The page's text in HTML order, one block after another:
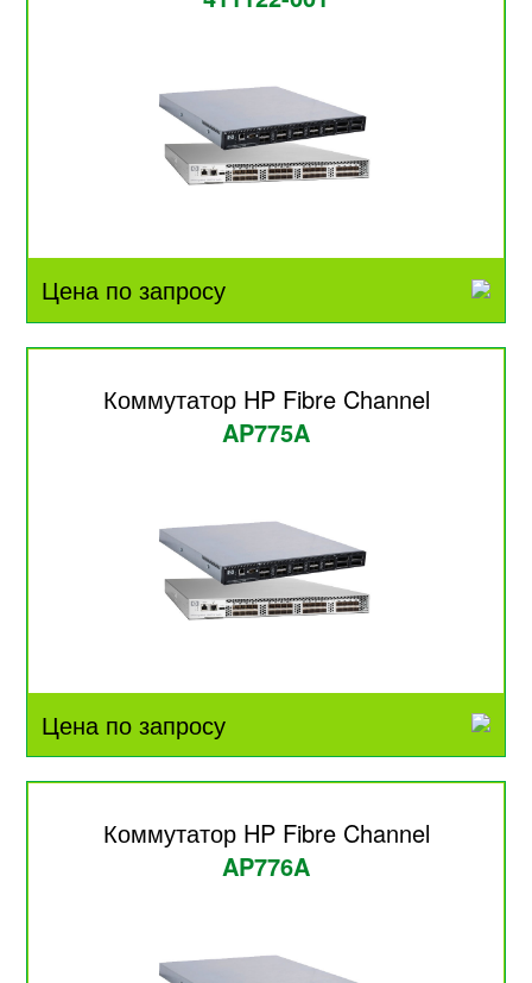
Цена по запросу
Коммутатор HP Fibre Channel
AP775A
Цена по запросу
Коммутатор HP Fibre Channel
AP776A